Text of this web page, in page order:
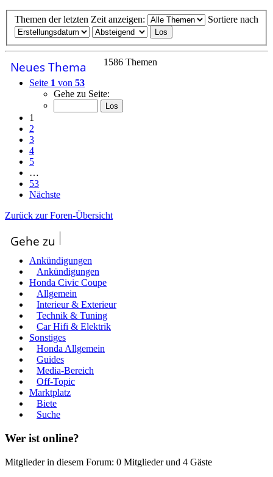
Themen der letzten Zeit anzeigen: Sortiere nach
Neues Thema
1586 Themen
Seite 1 von 53
Gehe zu Seite:
1
2
3
4
5
…
53
Nächste
Zurück zur Foren-Übersicht
Gehe zu
Ankündigungen
Ankündigungen
Honda Civic Coupe
Allgemein
Interieur & Exterieur
Technik & Tuning
Car Hifi & Elektrik
Sonstiges
Honda Allgemein
Guides
Media-Bereich
Off-Topic
Marktplatz
Biete
Suche
Wer ist online?
Mitglieder in diesem Forum: 0 Mitglieder und 4 Gäste